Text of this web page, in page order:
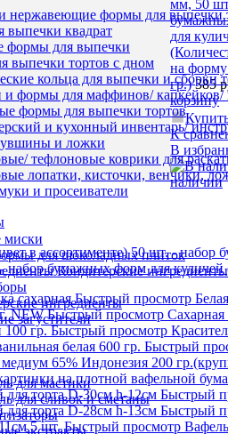
нержавеющие формы для выпечки
выпечки квадрат
формы для выпечки
выпечки тортов с дном
кольца для выпечки и сборки
и формы для маффинов/
формы для выпечки тортов
и кухонный инвентарь/
и ложки
тефлоновые коврики для
лопатки, кисточки, венчики,
и просеиватели
миски
для шоколадных плиток
Кондитерские ингредиенты
ингредиенты
загустители
для мастики
для сливок и сметаны
экстракты
мм, 50
для
на
гр.) 385
корзину
К
В
наличии
набор бумажных форм для куличей
Быстрый просмотр
Быстрый просмотр Сахарная
Быстрый просмотр
Быстрый
Быстрый
Быстрый
Быстрый просмотр